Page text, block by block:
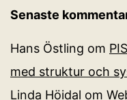
Senaste
Hans Östling om
med struktur och
Linda Höidal om